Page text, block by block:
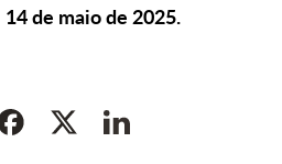
14 de maio de 2025.
FacebookTwitterLinkedin